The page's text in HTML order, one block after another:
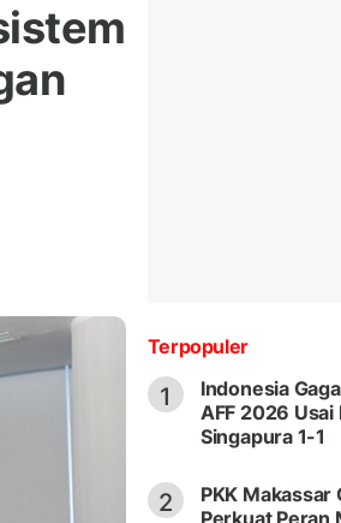
Terpopuler
1
Indonesia
AFF 2026
Singapura 1-1
2
PKK Makassar